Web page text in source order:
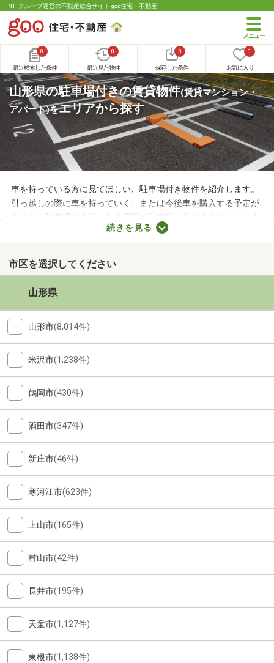
NTTグループ運営の不動産総合サイト goo住宅・不動産
0
最近検索した条件
0
最近見た物件
0
保存した条件
0
お気に入り
山形県の駐車場付きの賃貸物件(賃貸マンション・
アパート)をエリアから探す
車を持っている方に見てほしい、駐車場付き物件を紹介します。
引っ越しの際に車を持っていく、または今後車を購入する予定が
あるなら駐車場は必須。物件周辺で駐車場を借りる方法もありま
すが、月々の費用が割高になる恐れもあります。駐車場の費用を
気になるお部屋を探してみましょう。
続きを見る
市区を選択してください
山形県
山形市(8,014件)
米沢市(1,238件)
鶴岡市(430件)
酒田市(347件)
新庄市(46件)
寒河江市(623件)
上山市(165件)
村山市(42件)
長井市(195件)
天童市(1,127件)
東根市(1,138件)